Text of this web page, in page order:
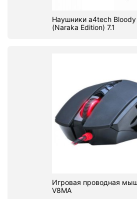
Наушники a4tech Bloody
(Naraka Edition) 7.1
Игровая проводная
V8MA